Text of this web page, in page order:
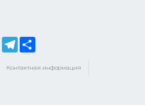
Контактная информация
WhatsAppTelegram